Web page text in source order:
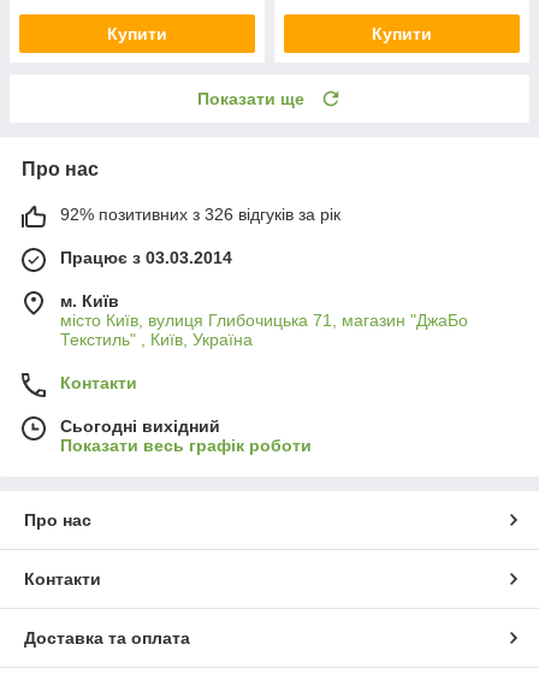
Купити Купити
Показати ще
Про нас
92% позитивних з 326 відгуків за рік
Працює з 03.03.2014
м. Київ
місто Київ, вулиця Глибочицька 71, магазин "ДжаБо
Текстиль" , Київ, Україна
Контакти
Сьогодні вихідний
Показати весь графік роботи
Про нас
Контакти
Доставка та оплата